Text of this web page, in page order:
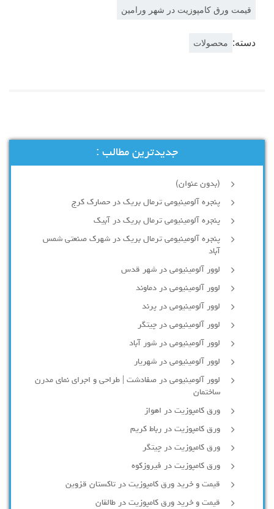
قیمت ورق کامپوزیت در شهر ورامین
دسته: محصولات
جدیدترین مطالب :
(بدون عنوان)
پنجره آلومینیومی ترمال بریک در حصارک کرج
پنجره آلومینیومی ترمال بریک در آبیک
پنجره آلومینیومی ترمال بریک در شهرک صنعتی شمس
آباد
لوور آلومینیومی در شهر قدس
لوور آلومینیومی در دماوند
لوور آلومینیومی در پرند
لوور آلومینیومی در چیتگر
لوور آلومینیومی در شور آباد
لوور آلومينيومي در شهريار
لوور آلومینیومی در صفادشت | طراحی و اجرای نمای مدرن
ساختمان
ورق کامپوزیت در اهواز
ورق کامپوزیت در رباط کریم
ورق کامپوزیت در چیتگر
ورق کامپوزیت در فیروزکوه
قیمت و خرید ورق کامپوزیت در تاکستان قزوین
قیمت و خرید ورق کامپوزیت در طالقان